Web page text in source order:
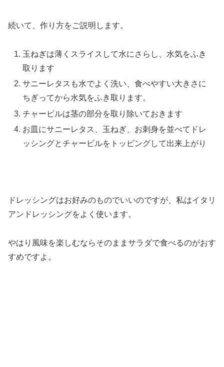
続いて、作り方をご説明します。
玉ねぎは薄くスライスして水にさらし、水気をふき
取ります
サニーレタスも水でよく洗い、食べやすい大きさに
ちぎってから水気をふき取ります。
チャービルは茎の部分を取り除いておきます
お皿にサニーレタス、玉ねぎ、お刺身を並べてドレ
ッシングとチャービルをトッピングして出来上がり
ドレッシングはお好みのものでいいのですが、私はイタリ
アンドレッシングをよく使います。
やはり風味を楽しむならそのままサラダで食べるのがおす
すめですよ。